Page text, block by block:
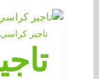
تاجير كراسي وطاولات